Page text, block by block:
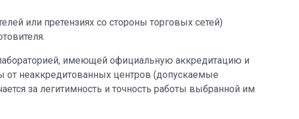
или претензиях со стороны торговых сетей)
имеющей официальную аккредитацию и
от неаккредитованных центров (допускаемые
за легитимность и точность работы выбранной им